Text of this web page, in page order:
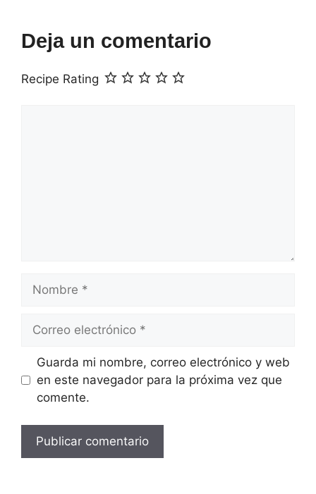
Deja un comentario
Recipe Rating
Nombre
Correo
Guarda mi nombre, correo electrónico y web
en este navegador para la próxima vez que
comente.